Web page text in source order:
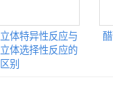
立体特异性反应与
立体选择性反应的
区别